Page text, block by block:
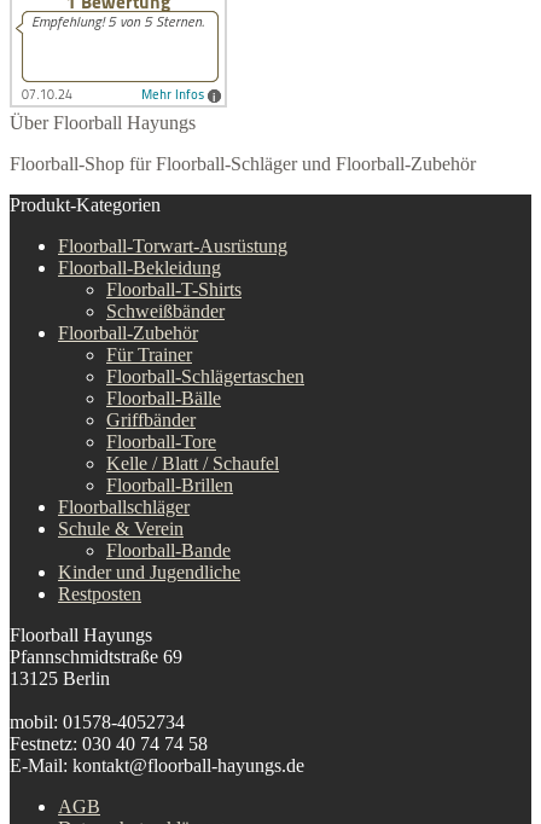
Über Floorball Hayungs
Floorball-Shop für Floorball-Schläger und Floorball-Zubehör
Produkt-Kategorien
Floorball-Torwart-Ausrüstung
Floorball-Bekleidung
Floorball-T-Shirts
Schweißbänder
Floorball-Zubehör
Für Trainer
Floorball-Schlägertaschen
Floorball-Bälle
Griffbänder
Floorball-Tore
Kelle / Blatt / Schaufel
Floorball-Brillen
Floorballschläger
Schule & Verein
Floorball-Bande
Kinder und Jugendliche
Restposten
Floorball Hayungs
Pfannschmidtstraße 69
13125 Berlin
mobil: 01578-4052734
Festnetz: 030 40 74 74 58
E-Mail: kontakt@floorball-hayungs.de
AGB